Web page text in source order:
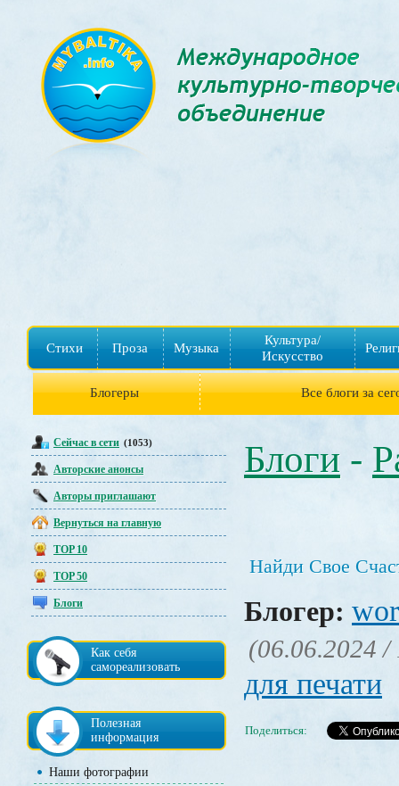
Стихи Проза Музыка
Культура/
Искусство
Блогеры Все блоги за
Сейчас в сети (1053)
Авторские анонсы
Авторы приглашают
Вернуться на главную
TOP 10
TOP 50
Блоги
Как себя
самореализовать
Полезная
информация
Наши фотографии
Блоги -
Найди Свое
Блогер:
(06.06.2024 /
для печати
Поделиться: